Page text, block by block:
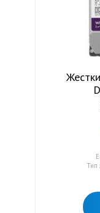
Тип